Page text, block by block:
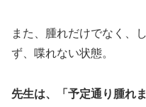
また、腫れだけでなく、
ず、喋れない状態。
先生は、「予定通り腫れ